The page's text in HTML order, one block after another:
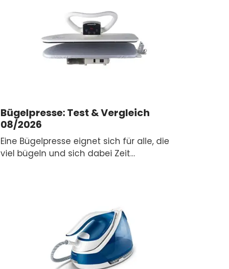
Bügelpresse: Test & Vergleich
08/2026
Eine Bügelpresse eignet sich für alle, die
viel bügeln und sich dabei Zeit…